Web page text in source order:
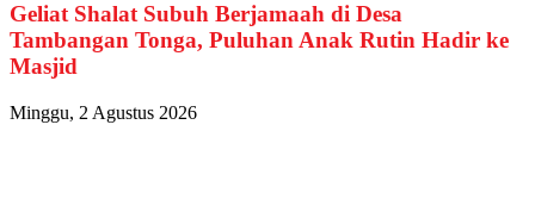
Geliat Shalat Subuh Berjamaah di Desa
Tambangan Tonga, Puluhan Anak Rutin Hadir ke
Masjid
Minggu, 2 Agustus 2026